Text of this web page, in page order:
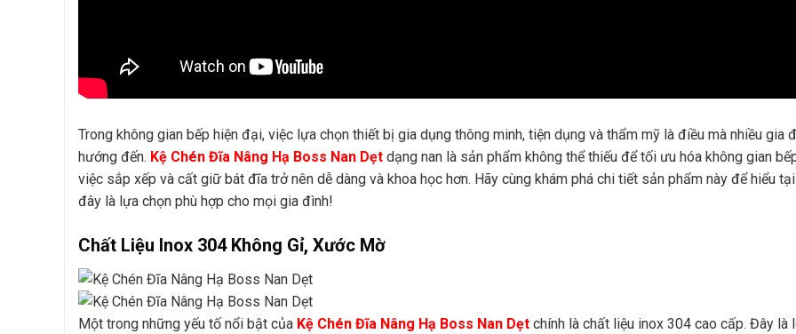
Trong không gian bếp hiện đại, việc lựa chọn thiết bị gia dụng thông minh, tiện dụng và thẩm mỹ là điều mà nhiều gia
hướng đến. Kệ Chén Đĩa Nâng Hạ Boss Nan Dẹt dạng nan là sản phẩm không thể thiếu để tối ưu hóa không gian
việc sắp xếp và cất giữ bát đĩa trở nên dễ dàng và khoa học hơn. Hãy cùng khám phá chi tiết sản phẩm này để hiểu
đây là lựa chọn phù hợp cho mọi gia đình!
Chất Liệu Inox 304 Không Gỉ, Xước Mờ
Một trong những yếu tố nổi bật của Kệ Chén Đĩa Nâng Hạ Boss Nan Dẹt chính là chất liệu inox 304 cao cấp. Đây là